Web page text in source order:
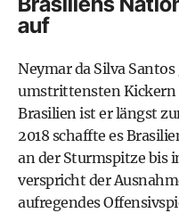
auf
Neymar da Silva
umstrittensten Kickern
Brasilien ist er längst
2018 schaffte es
an der Sturmspitze bis
verspricht der
aufregendes